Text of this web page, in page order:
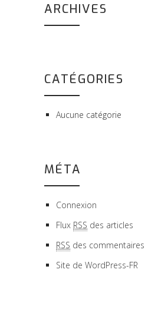
ARCHIVES
CATÉGORIES
Aucune catégorie
MÉTA
Connexion
Flux RSS des articles
RSS des commentaires
Site de WordPress-FR